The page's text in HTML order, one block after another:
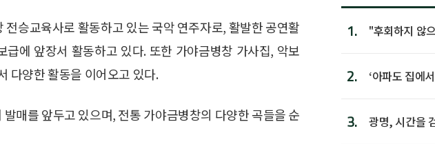
승교육사로 활동하고 있는 국악 연주자로, 활발한 공연활
에 앞장서 활동하고 있다. 또한 가야금병창 가사집, 악보
다양한 활동을 이어오고 있다.
매를 앞두고 있으며, 전통 가야금병창의 다양한 곡들을 순
1.
"후회하지 않
2.
‘아파도 집에
3. 광명, 시간을